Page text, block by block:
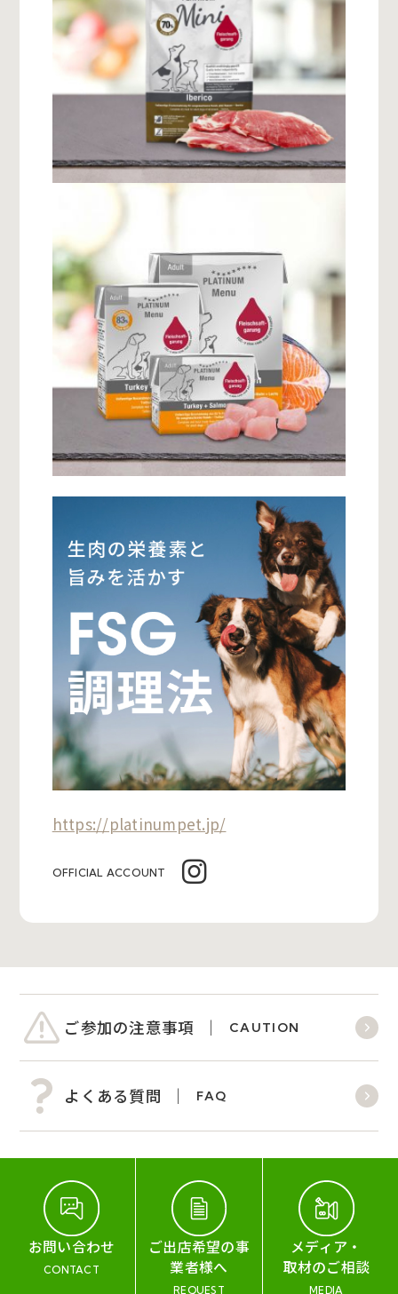
https://platinumpet.jp/
OFFICIAL ACCOUNT
ご参加の注意事項 CAUTION
よくある質問 FAQ
お問い合わせ
CONTACT
ご出店希望の事
業者様へ
REQUEST
メディア・
取材のご相談
MEDIA